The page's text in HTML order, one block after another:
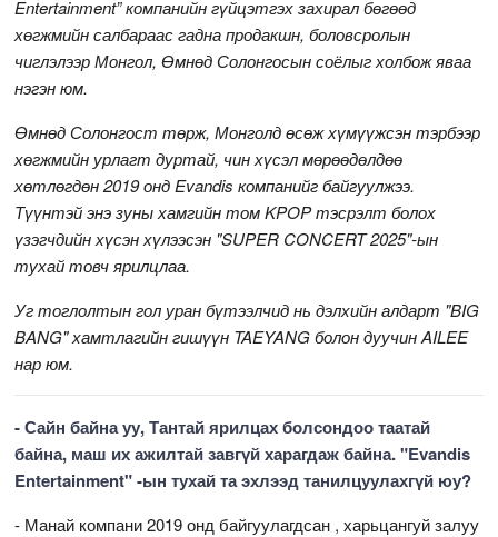
Entertainment” компанийн гүйцэтгэх захирал бөгөөд
хөгжмийн салбараас гадна продакшн, боловсролын
чиглэлээр Монгол, Өмнөд Солонгосын соёлыг холбож яваа
нэгэн юм.
Өмнөд Солонгост төрж, Монголд өсөж хүмүүжсэн тэрбээр
хөгжмийн урлагт дуртай, чин хүсэл мөрөөдөлдөө
хөтлөгдөн 2019 онд Evandis компанийг байгуулжээ.
Түүнтэй энэ зуны хамгийн том KPOP тэсрэлт болох
үзэгчдийн хүсэн хүлээсэн "SUPER CONCERT 2025"-ын
тухай товч ярилцлаа.
Уг тоглолтын гол уран бүтээлчид нь дэлхийн алдарт "BIG
BANG" хамтлагийн гишүүн TAEYANG болон дуучин AILEE
нар юм.
- Сайн байна уу, Тантай ярилцах болсондоо таатай
байна, маш их ажилтай завгүй харагдаж байна. "Evandis
Entertainment" -ын тухай та эхлээд танилцуулахгүй юу?
- Манай компани 2019 онд байгуулагдсан , харьцангуй залуу